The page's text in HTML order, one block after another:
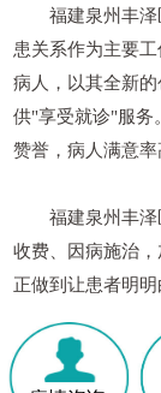
福建泉州丰泽
患关系作为主要
病人，以其全新
供"享受就诊"服务
赞誉，病人满意
福建泉州丰泽
收费、因病施治
正做到让患者明明